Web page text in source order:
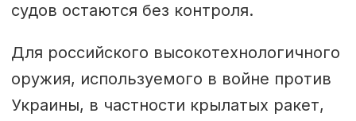
судов остаются без контроля.
Для российского высокотехнологичного
оружия, используемого в войне против
Украины, в частности крылатых ракет,